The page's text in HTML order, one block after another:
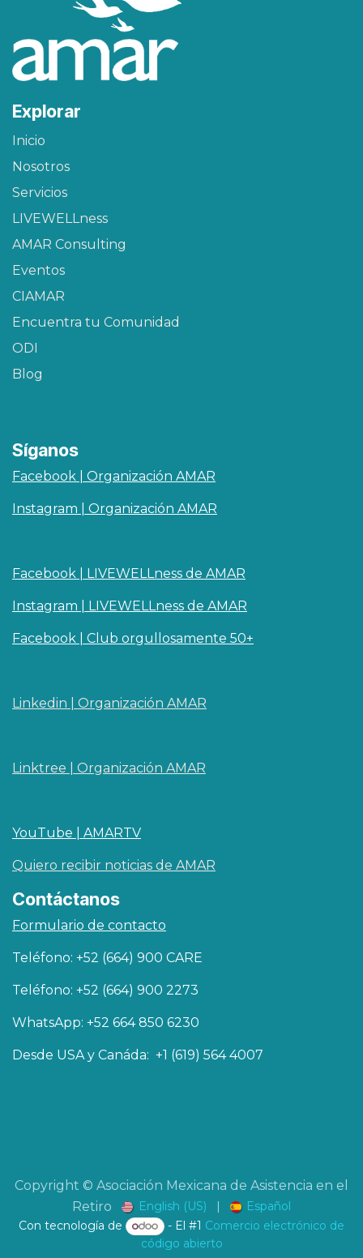
Explorar
Inicio
Nosotros
Servicios
LIVEWELLness
AMAR Consulting
Eventos
CIAMAR​
Encuentra tu Comunidad
ODI
Blog
Síganos
Facebook | Organización AMAR
Instagram | Organización AMAR
Facebook | LIVEWELLness de AMAR
Instagram | LIVEWELLness de AMAR
Facebook | Club orgullosamente 50+
Linkedin | O​rganización AMAR
Linktree | Organización AMAR
YouTube | AMARTV
Quiero recibir noticias de AMAR
Contáctanos
Formulario de contacto
Teléfono: +52 (664) 900 CARE
Teléfono: +52 (664) 900 2273
WhatsApp: +52 664 850 6230
Desde USA y Canáda: +1 (619) 564 4007
Copyright © Asociación Mexicana de Asistencia en el
Retiro
English (US) |
Español
Con tecnología de
- El #1 Comercio electrónico de
código abierto